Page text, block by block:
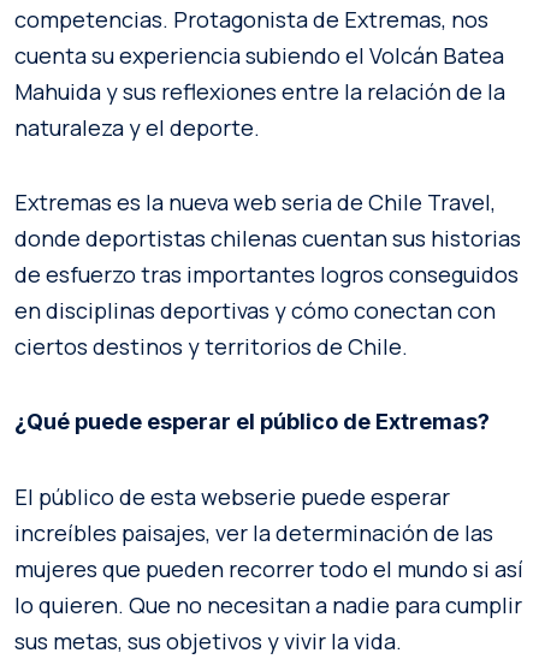
competencias. Protagonista de Extremas, nos
cuenta su experiencia subiendo el Volcán Batea
Mahuida y sus reflexiones entre la relación de la
naturaleza y el deporte.
Extremas es la nueva web seria de Chile Travel,
donde deportistas chilenas cuentan sus historias
de esfuerzo tras importantes logros conseguidos
en disciplinas deportivas y cómo conectan con
ciertos destinos y territorios de Chile.
¿Qué puede esperar el público de Extremas?
El público de esta webserie puede esperar
increíbles paisajes, ver la determinación de las
mujeres que pueden recorrer todo el mundo si así
lo quieren. Que no necesitan a nadie para cumplir
sus metas, sus objetivos y vivir la vida.